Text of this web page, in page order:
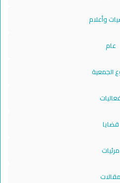
وأعلام
عام
الجمعية
قضايا
مرئيات
مقالات